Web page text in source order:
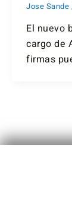
Jose Sande
El nuevo
cargo de
firmas